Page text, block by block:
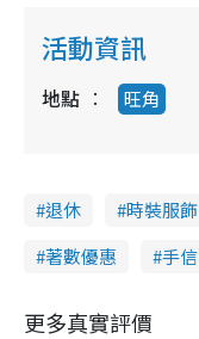
活動資訊
地點 旺角
退休 時裝服飾
著數優惠
手信
更多真實評價